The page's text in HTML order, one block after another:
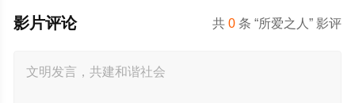
共0 条 “所爱之人” 影评
影片评论